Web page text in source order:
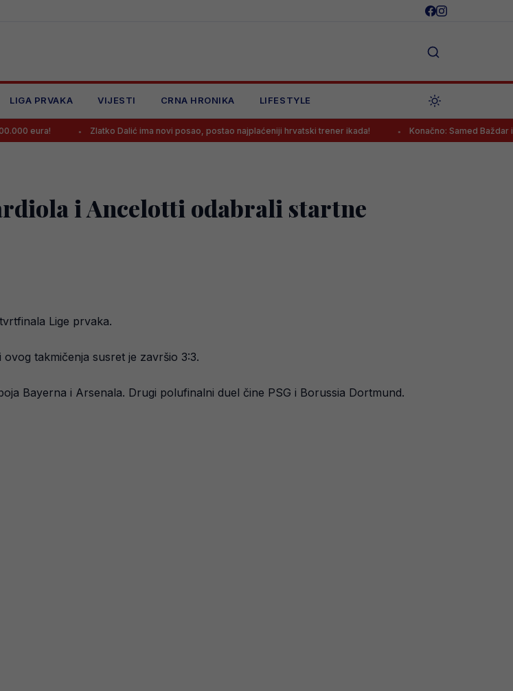
LIGA PRVAKA VIJESTI CRNA HRONIKA LIFESTYLE
Zlatko Dalić ima novi posao, postao najplaćeniji hrvatski trener ikada! Konačno: Samed Baždar ima novi
i Ancelotti odabrali startne
Lige prvaka.
takmičenja susret je završio 3:3.
Bayerna i Arsenala. Drugi polufinalni duel čine PSG i Borussia Dortmund.